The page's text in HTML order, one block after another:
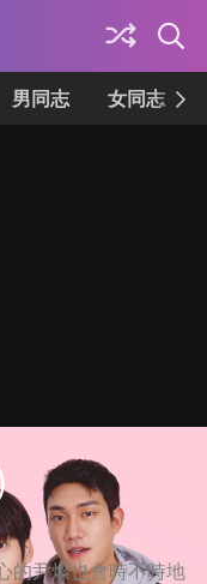
男同志 女同志
的尹燦也會時不時地